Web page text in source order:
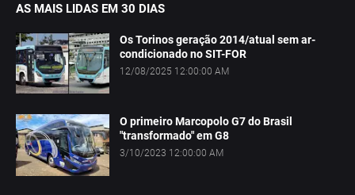
AS MAIS LIDAS EM 30 DIAS
Os Torinos geração 2014/atual sem ar-
condicionado no SIT-FOR
12/08/2025 12:00:00 AM
O primeiro Marcopolo G7 do Brasil
"transformado" em G8
3/10/2023 12:00:00 AM